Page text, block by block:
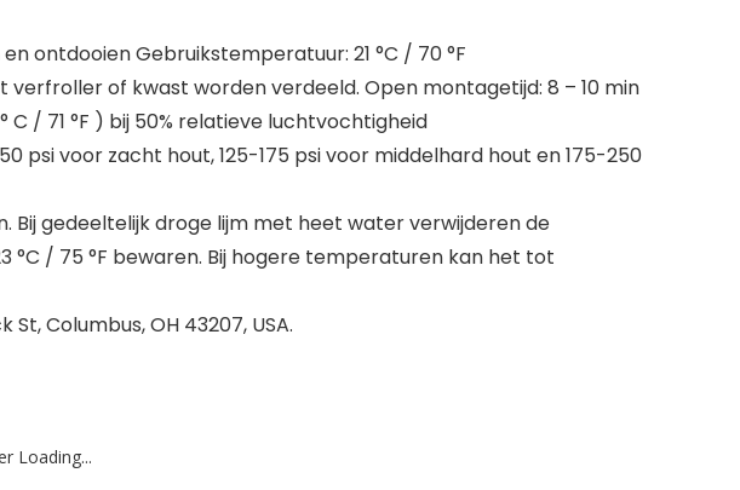
ontdooien Gebruikstemperatuur: 21 °C / 70 °F
of kwast worden verdeeld. Open montagetijd: 8 – 10 min
C / 71 °F ) bij 50% relatieve luchtvochtigheid
psi voor zacht hout, 125-175 psi voor middelhard hout en 175-250
Bij gedeeltelijk droge lijm met heet water verwijderen de
°C / 75 °F bewaren. Bij hogere temperaturen kan het tot
Columbus, OH 43207, USA.
Loading...